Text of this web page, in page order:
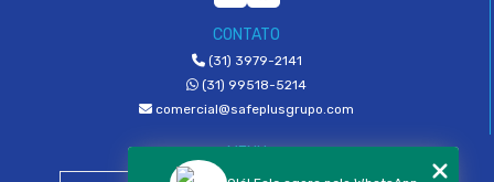
CONTATO
(31) 3979-2141
(31) 99518-5214
comercial@safeplusgrupo.com
MENU